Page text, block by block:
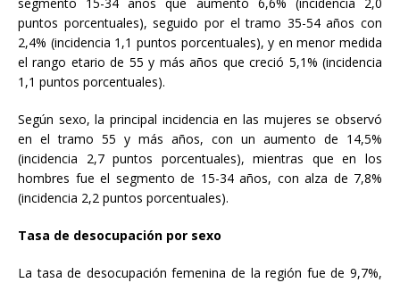
puntos porcentuales), seguido por el tramo 35-54 años con
2,4% (incidencia 1,1 puntos porcentuales), y en menor medida
el rango etario de 55 y más años que creció 5,1% (incidencia
1,1 puntos porcentuales).
Según sexo, la principal incidencia en las mujeres se observó
en el tramo 55 y más años, con un aumento de 14,5%
(incidencia 2,7 puntos porcentuales), mientras que en los
hombres fue el segmento de 15-34 años, con alza de 7,8%
(incidencia 2,2 puntos porcentuales).
Tasa de desocupación por sexo
La tasa de desocupación femenina de la región fue de 9,7%,